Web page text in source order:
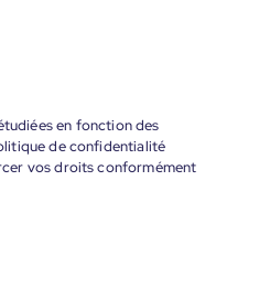
en fonction des
de confidentialité
vos droits conformément